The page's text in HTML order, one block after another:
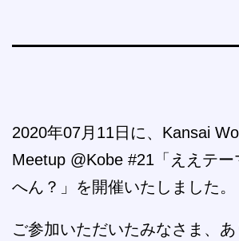
2020年07月11日に、Kansai
Meetup @Kobe #21「ええテ
へん？」を開催いたしました。
ご参加いただいたみなさま、